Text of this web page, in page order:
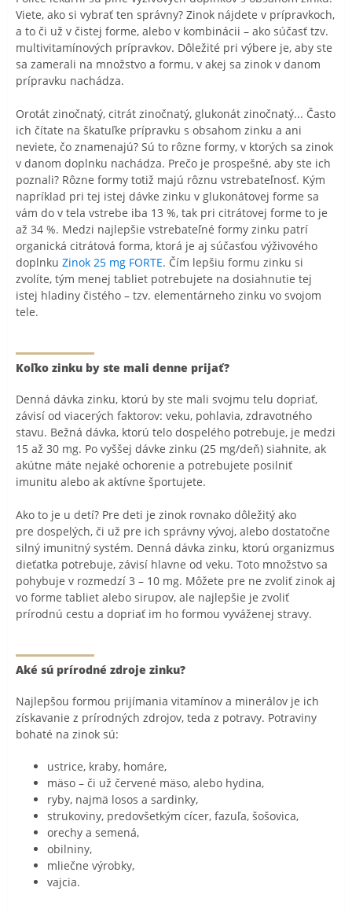
Viete, ako si vybrať ten správny? Zinok nájdete v prípravkoch,
a to či už v čistej forme, alebo v kombinácii – ako súčasť tzv.
multivitamínových prípravkov. Dôležité pri výbere je, aby ste
sa zamerali na množstvo a formu, v akej sa zinok v danom
prípravku nachádza.
Orotát zinočnatý, citrát zinočnatý, glukonát zinočnatý... Často
ich čítate na škatuľke prípravku s obsahom zinku a ani
neviete, čo znamenajú? Sú to rôzne formy, v ktorých sa zinok
v danom doplnku nachádza. Prečo je prospešné, aby ste ich
poznali? Rôzne formy totiž majú rôznu vstrebateľnosť. Kým
napríklad pri tej istej dávke zinku v glukonátovej forme sa
vám do v tela vstrebe iba 13 %, tak pri citrátovej forme to je
až 34 %. Medzi najlepšie vstrebateľné formy zinku patrí
organická citrátová forma, ktorá je aj súčasťou výživového
doplnku Zinok 25 mg FORTE. Čím lepšiu formu zinku si
zvolíte, tým menej tabliet potrebujete na dosiahnutie tej
istej hladiny čistého – tzv. elementárneho zinku vo svojom
tele.
Koľko zinku by ste mali denne prijať?
Denná dávka zinku, ktorú by ste mali svojmu telu dopriať,
závisí od viacerých faktorov: veku, pohlavia, zdravotného
stavu. Bežná dávka, ktorú telo dospelého potrebuje, je medzi
15 až 30 mg. Po vyššej dávke zinku (25 mg/deň) siahnite, ak
akútne máte nejaké ochorenie a potrebujete posilniť
imunitu alebo ak aktívne športujete.
Ako to je u detí? Pre deti je zinok rovnako dôležitý ako
pre dospelých, či už pre ich správny vývoj, alebo dostatočne
silný imunitný systém. Denná dávka zinku, ktorú organizmus
dieťatka potrebuje, závisí hlavne od veku. Toto množstvo sa
pohybuje v rozmedzí 3 – 10 mg. Môžete pre ne zvoliť zinok aj
vo forme tabliet alebo sirupov, ale najlepšie je zvoliť
prírodnú cestu a dopriať im ho formou vyváženej stravy.
Aké sú prírodné zdroje zinku?
Najlepšou formou prijímania vitamínov a minerálov je ich
získavanie z prírodných zdrojov, teda z potravy. Potraviny
bohaté na zinok sú:
ustrice, kraby, homáre,
mäso – či už červené mäso, alebo hydina,
ryby, najmä losos a sardinky,
strukoviny, predovšetkým cícer, fazuľa, šošovica,
orechy a semená,
obilniny,
mliečne výrobky,
vajcia.